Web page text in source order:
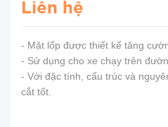
Liên hệ
- Mặt lốp được thiết kế tăng
- Sử dụng cho xe chạy trên
- Với đặc tính, cấu trúc và
cắt tốt.